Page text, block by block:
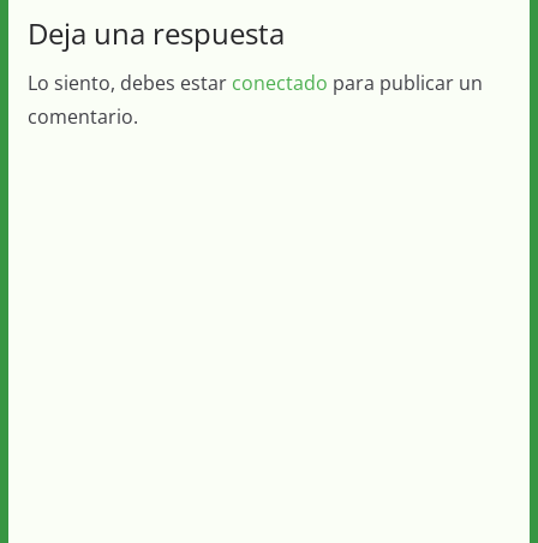
Deja una respuesta
Lo siento, debes estar conectado para publicar un
comentario.